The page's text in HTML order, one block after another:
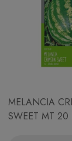
MELANCIA
SWEET MT